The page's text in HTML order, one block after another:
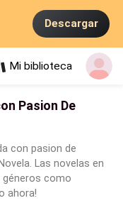
Descargar
Mi biblioteca
Pasion De
con pasion de
Las novelas en
géneros como
ahora!